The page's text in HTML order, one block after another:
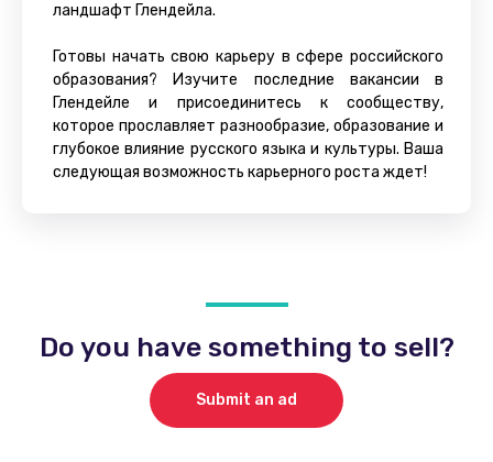
ландшафт Глендейла.
Готовы начать свою карьеру в сфере российского
образования? Изучите последние вакансии в
Глендейле и присоединитесь к сообществу,
которое прославляет разнообразие, образование и
глубокое влияние русского языка и культуры. Ваша
следующая возможность карьерного роста ждет!
Do you have something to sell?
Submit an ad